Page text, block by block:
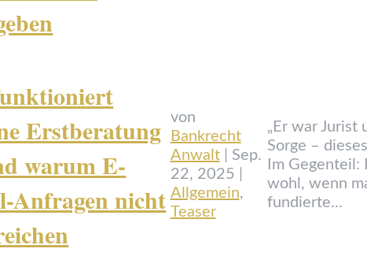
Erstberatung
warum E-
Anfragen nicht
von
Bankrecht
Anwalt| Sep.
22, 2025
Allgemein,
Teaser
„Er war Jurist
Sorge –
Im
wohl, wenn
fundierte...